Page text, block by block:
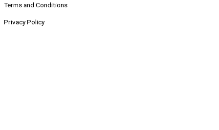
Terms and Conditions
Privacy Policy